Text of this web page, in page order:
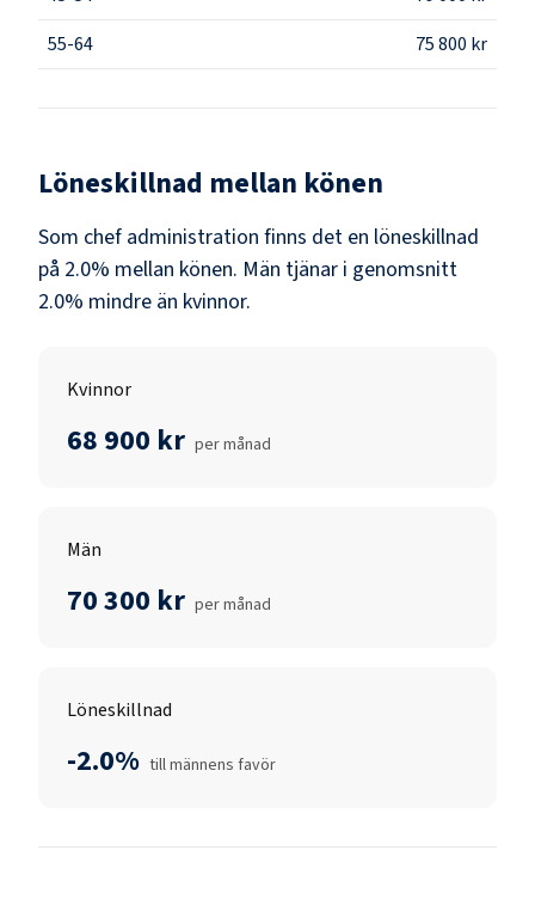
55-64
75 800 kr
Löneskillnad mellan könen
Som chef administration finns det en löneskillnad
på 2.0% mellan könen. Män tjänar i genomsnitt
2.0% mindre än kvinnor.
Kvinnor
68 900 kr per månad
Män
70 300 kr per månad
Löneskillnad
-2.0% till männens favör